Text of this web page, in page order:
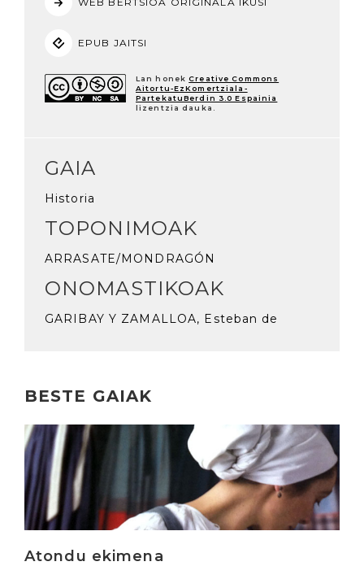
EPUB JAITSI
Lan honek Creative Commons
Aitortu-EzKomertziala-
PartekatuBerdin 3.0 Espainia
lizentzia dauka.
GAIA
Historia
TOPONIMOAK
ARRASATE/MONDRAGÓN
ONOMASTIKOAK
GARIBAY Y ZAMALLOA, Esteban de
BESTE GAIAK
Atondu ekimena
Irakurri